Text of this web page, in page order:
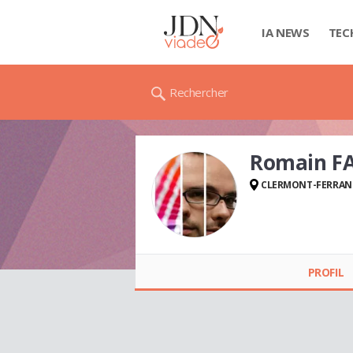
IA NEWS
Rechercher
Romain
CLERMONT-
PROFIL